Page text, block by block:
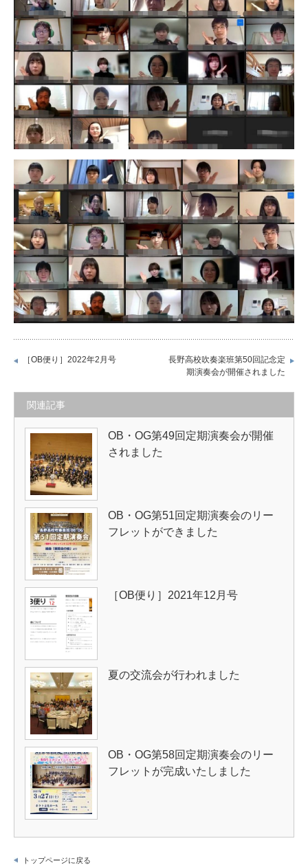
［OB便り］2022年2月号
長野高校吹奏楽班第50回記念定
期演奏会が開催されました
関連記事
OB・OG第49回定期演奏会が開催
されました
OB・OG第51回定期演奏会のリー
フレットができました
［OB便り］2021年12月号
夏の交流会が行われました
OB・OG第58回定期演奏会のリー
フレットが完成いたしました
トップページに戻る